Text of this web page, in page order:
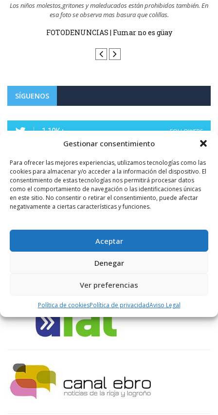
Gestionar consentimiento
Para ofrecer las mejores experiencias, utilizamos tecnologías como las
cookies para almacenar y/o acceder a la información del dispositivo. El
consentimiento de estas tecnologías nos permitirá procesar datos
como el comportamiento de navegación o las identificaciones únicas
en este sitio. No consentir o retirar el consentimiento, puede afectar
negativamente a ciertas características y funciones.
Aceptar
Denegar
Ver preferencias
Política de cookiesPolítica de privacidadAviso Legal
Los niños molestos,gritones y maleducados están prohibidos también. En
esa foto se observa mas basura que colillas.
FOTODENUNCIAS | Fumar no es güay
SÍGUENOS
1.10K+ FOLLOWERS
LIKES
ENLACES RECOMENDADOS